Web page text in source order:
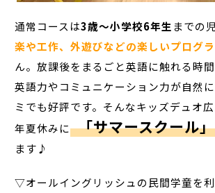
通常コースは3歳～小学校6年生 までの
楽や工作、外遊びなどの楽しいプログ
ん。放課後をまるごと英語に触れる時間
英語力やコミュニケーション力が自然
ミでも好評です。そんなキッズデュオ
年夏休みに 「サマースクール」
ます♪
▽オールイングリッシュの民間学童を